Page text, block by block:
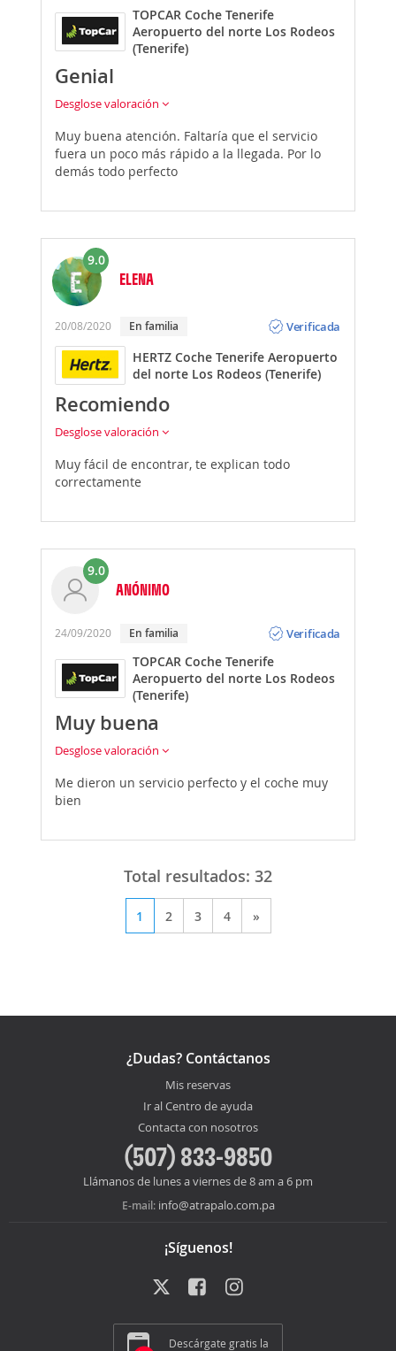
TOPCAR Coche Tenerife
Aeropuerto del norte Los Rodeos
(Tenerife)
Genial
Desglose valoración
Muy buena atención. Faltaría que el servicio
fuera un poco más rápido a la llegada. Por lo
demás todo perfecto
9.0
ELENA
20/08/2020 En familia
Verificada
HERTZ Coche Tenerife Aeropuerto
del norte Los Rodeos (Tenerife)
Recomiendo
Desglose valoración
Muy fácil de encontrar, te explican todo
correctamente
9.0
ANÓNIMO
24/09/2020 En familia
Verificada
TOPCAR Coche Tenerife
Aeropuerto del norte Los Rodeos
(Tenerife)
Muy buena
Desglose valoración
Me dieron un servicio perfecto y el coche muy
bien
Total resultados: 32
1 2 3 4 »
¿Dudas? Contáctanos
Mis reservas
Ir al Centro de ayuda
Contacta con nosotros
(507) 833-9850
Llámanos de lunes a viernes de 8 am a 6 pm
E-mail: info@atrapalo.com.pa
¡Síguenos!
Descárgate gratis la